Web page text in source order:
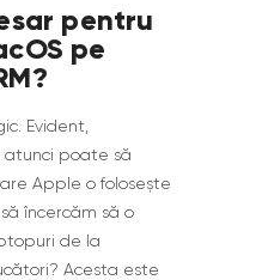
pentru
pe
Evident,
poate să
Apple o folosește
încercăm să o
de la
Acesta este